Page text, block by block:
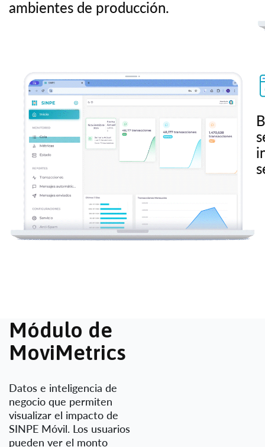
ambientes de producción.
Módulo de
MoviMetrics
Datos e inteligencia de
negocio que permiten
visualizar el impacto de
SINPE Móvil. Los usuarios
pueden ver el monto